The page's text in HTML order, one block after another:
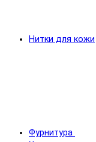
Нитки для кожи
Фурнитура